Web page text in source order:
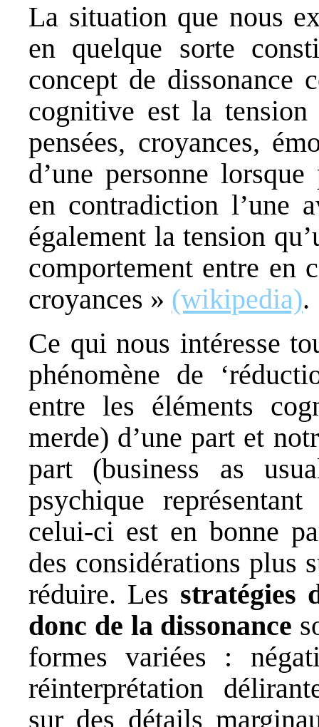
La situation que nous
en quelque sorte
concept de dissonance
cognitive est la tension
pensées, croyances,
d’une personne
en contradiction l’une
également la tension
comportement entre en
croyances » (wikipedia).
Ce qui nous intéresse
phénomène de
entre les éléments
merde) d’une part et
part (business as
psychique
celui-ci est en bonne
des considérations plus
réduire. Les stratégies
donc de la dissonance
formes variées :
réinterprétation
sur des détails